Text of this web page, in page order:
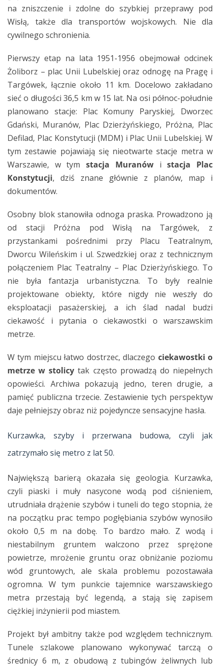
na zniszczenie i zdolne do szybkiej przeprawy pod
Wisłą, także dla transportów wojskowych. Nie dla
cywilnego schronienia.
Pierwszy etap na lata 1951-1956 obejmował odcinek
Żoliborz – plac Unii Lubelskiej oraz odnogę na Pragę i
Targówek, łącznie około 11 km. Docelowo zakładano
sieć o długości 36,5 km w 15 lat. Na osi północ-południe
planowano stacje: Plac Komuny Paryskiej, Dworzec
Gdański, Muranów, Plac Dzierżyńskiego, Próżna, Plac
Defilad, Plac Konstytucji (MDM) i Plac Unii Lubelskiej. W
tym zestawie pojawiają się nieotwarte stacje metra w
Warszawie, w tymstacja Muranówistacja Plac
Konstytucji, dziś znane głównie z planów, map i
dokumentów.
Osobny blok stanowiła odnoga praska. Prowadzono ją
od stacji Próżna pod Wisłą na Targówek, z
przystankami pośrednimi przy Placu Teatralnym,
Dworcu Wileńskim i ul. Szwedzkiej oraz z technicznym
połączeniem Plac Teatralny – Plac Dzierżyńskiego. To
nie była fantazja urbanistyczna. To były realnie
projektowane obiekty, które nigdy nie weszły do
eksploatacji pasażerskiej, a ich ślad nadal budzi
ciekawość i pytania o ciekawostki o warszawskim
metrze.
W tym miejscu łatwo dostrzec, dlaczego ciekawostki o
metrze w stolicy tak często prowadzą do niepełnych
opowieści. Archiwa pokazują jedno, teren drugie, a
pamięć publiczna trzecie. Zestawienie tych perspektyw
daje pełniejszy obraz niż pojedyncze sensacyjne hasła.
Kurzawka, szyby i przerwana budowa, czyli jak
zatrzymało się metro z lat 50.
Największą barierą okazała się geologia. Kurzawka,
czyli piaski i muły nasycone wodą pod ciśnieniem,
utrudniała drążenie szybów i tuneli do tego stopnia, że
na początku prac tempo pogłębiania szybów wynosiło
około 0,5 m na dobę. To bardzo mało. Z wodą i
niestabilnym gruntem walczono przez sprężone
powietrze, mrożenie gruntu oraz obniżanie poziomu
wód gruntowych, ale skala problemu pozostawała
ogromna. W tym punkcie tajemnice warszawskiego
metra przestają być legendą, a stają się zapisem
ciężkiej inżynierii pod miastem.
Projekt był ambitny także pod względem technicznym.
Tunele szlakowe planowano wykonywać tarczą o
średnicy 6 m, z obudową z tubingów żeliwnych lub